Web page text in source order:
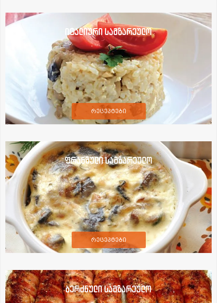
იტალიური სამზარეულო
რეცეპტები
ფრანგული სამზარეულო
რეცეპტები
ბერძნული სამზარეულო